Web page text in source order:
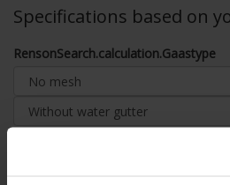
Specifications based on
RensonSearch.calculation.Gaastype